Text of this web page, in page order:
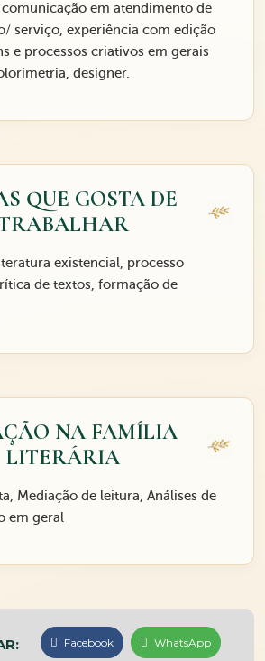
em atendimento de
serviço, experiência com edição
e processos criativos em gerais
designer.
QUE GOSTA DE
existencial, processo
de textos, formação de
NA FAMÍLIA
LITERÁRIA
Mediação de leitura, Análises de
em geral
Facebook WhatsApp